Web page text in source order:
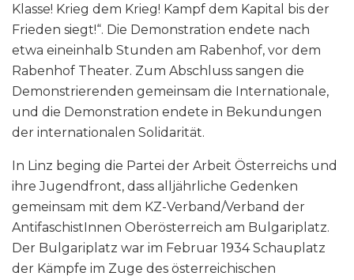
Klasse! Krieg dem Krieg! Kampf dem Kapital bis der
Frieden siegt!“. Die Demonstration endete nach
etwa eineinhalb Stunden am Rabenhof, vor dem
Rabenhof Theater. Zum Abschluss sangen die
Demonstrierenden gemeinsam die Internationale,
und die Demonstration endete in Bekundungen
der internationalen Solidarität.
In Linz beging die Partei der Arbeit Österreichs und
ihre Jugendfront, dass alljährliche Gedenken
gemeinsam mit dem KZ-Verband/Verband der
AntifaschistInnen Oberösterreich am Bulgariplatz.
Der Bulgariplatz war im Februar 1934 Schauplatz
der Kämpfe im Zuge des österreichischen